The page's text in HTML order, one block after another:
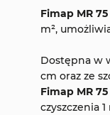
Fimap MR
m²,
Dostępna w
cm oraz ze
Fimap MR
czyszczenia